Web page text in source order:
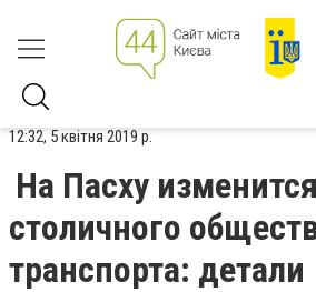
12:32, 5 квітня 2019 р.
На Пасху
столичного
транспорта: детали